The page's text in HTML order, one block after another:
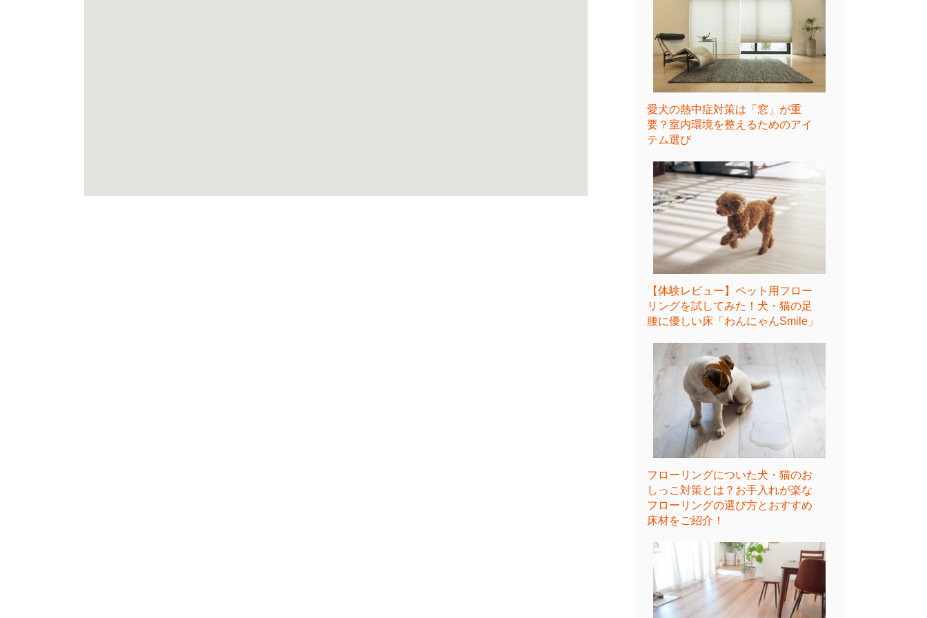
愛犬の熱中症対策は「窓」が重
要？室内環境を整えるためのアイ
テム選び
【体験レビュー】ペット用フロー
リングを試してみた！犬・猫の足
腰に優しい床「わんにゃんSmile」
フローリングについた犬・猫のお
しっこ対策とは？お手入れが楽な
フローリングの選び方とおすすめ
床材をご紹介！